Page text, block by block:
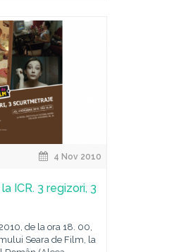
4 Nov 2010
ICR. 3 regizori, 3
de la ora 18. 00,
Seara de Film, la